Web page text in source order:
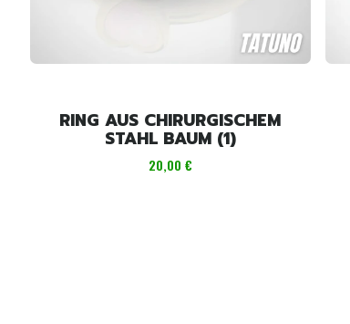
RING AUS CHIRURGISCHEM
STAHL BAUM (1)
Preis
20,00 €